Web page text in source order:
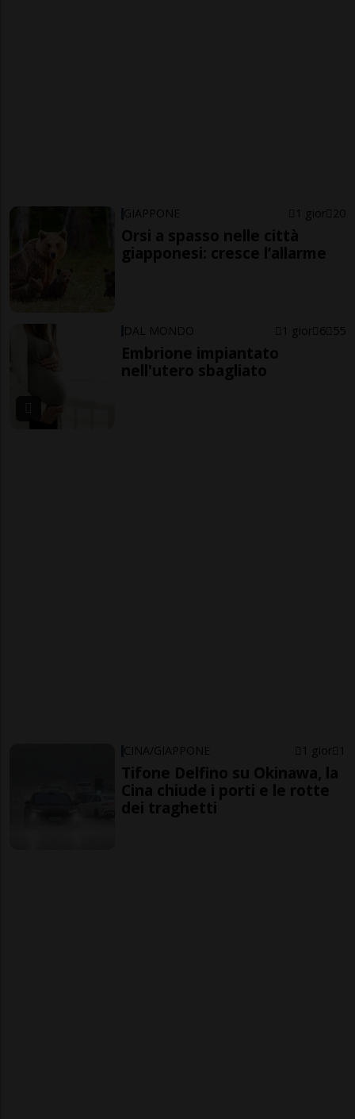
GIAPPONE 1 gior 20
Orsi a spasso nelle città
giapponesi: cresce l’allarme
DAL MONDO 1 gior 6 55
Embrione impiantato
nell'utero sbagliato
CINA/GIAPPONE 1 gior 1
Tifone Delfino su Okinawa, la
Cina chiude i porti e le rotte
dei traghetti